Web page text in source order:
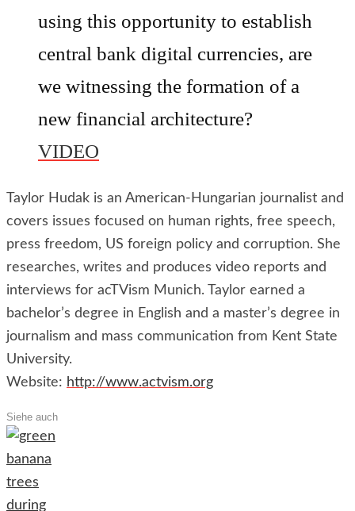
using this opportunity to establish
central bank digital currencies, are
we witnessing the formation of a
new financial architecture?
VIDEO
Taylor Hudak is an American-Hungarian journalist and
covers issues focused on human rights, free speech,
press freedom, US foreign policy and corruption. She
researches, writes and produces video reports and
interviews for acTVism Munich. Taylor earned a
bachelor’s degree in English and a master’s degree in
journalism and mass communication from Kent State
University.
Website: http://www.actvism.org
Siehe auch